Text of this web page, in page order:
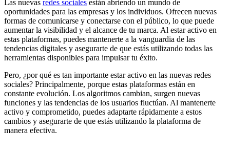
Las nuevas redes sociales están abriendo un mundo de
oportunidades para las empresas y los individuos. Ofrecen nuevas
formas de comunicarse y conectarse con el público, lo que puede
aumentar la visibilidad y el alcance de tu marca. Al estar activo en
estas plataformas, puedes mantenerte a la vanguardia de las
tendencias digitales y asegurarte de que estás utilizando todas las
herramientas disponibles para impulsar tu éxito.
Pero, ¿por qué es tan importante estar activo en las nuevas redes
sociales? Principalmente, porque estas plataformas están en
constante evolución. Los algoritmos cambian, surgen nuevas
funciones y las tendencias de los usuarios fluctúan. Al mantenerte
activo y comprometido, puedes adaptarte rápidamente a estos
cambios y asegurarte de que estás utilizando la plataforma de
manera efectiva.